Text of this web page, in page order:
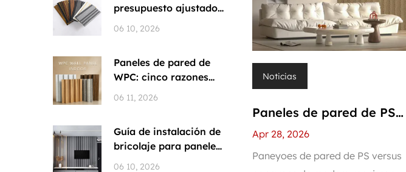
presupuesto ajustado:
por qué el...
06 10, 2026
Paneles de pared de
WPC: cinco razones
por las que...
06 11, 2026
Guía de instalación de
bricolaje para paneles
de p...
06 10, 2026
Noticias
Paneles de pared de PS
versus paneles de
madera maciza: ¿cuál
Apr 28, 2026
Paneyoes de pared de PS versus